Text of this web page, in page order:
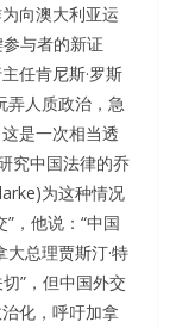
向澳大利亚运
与者的新证
任肯尼斯·罗斯
弄人质政治，急
是一次相当透
究中国法律的乔
为这种情况
，他说：“中国
总理贾斯汀·特
”，但中国外交
化，呼吁加拿